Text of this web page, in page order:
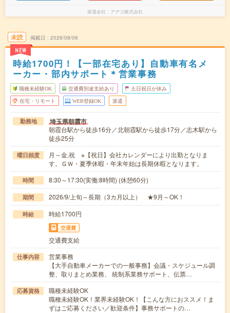
派遣会社 アデコ株式会社
未読
NEW
掲載日 2026/08/06
時給1700円！【一部在宅あり】自動車有名メ
ーカー・部内サポート＊営業事務
職種未経験OK 交通費別途支給あり 土日祝日が休み
在宅・リモート WEB登録OK 派遣
勤務地 埼玉県朝霞市
朝霞台駅から徒歩16分／北朝霞駅から徒歩17分／志木駅から
徒歩25分
曜日頻度
月～金,祝 ※【祝日】会社カレンダーにより出勤となりま
す。ＧＷ・夏季休暇・年末年始は長期休暇となります。
時間 8:30～17:30(実働:8時間) (休憩60分)
期間 2026/9/上旬～長期（3カ月以上） ★9月～OK！
時給 時給1700円
交通費
交通費支給
仕事内容
営業事務
【大手自動車メーカーでの一般事務】会議・スケジュール調
整、取りまとめ業務、 統制系業務サポート、伝票…
応募資格
職種未経験OK
職種未経験OK！業界未経験OK！【こんな方におススメ！ま
ずはご応募ください／歓迎条件】事務サポートの…